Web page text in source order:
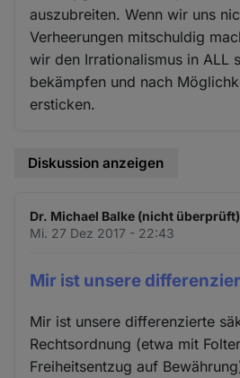
auszubreiten. Wenn wir uns
Verheerungen mitschuldig
wir den Irrationalismus in ALL
bekämpfen und nach
ersticken.
Diskussion anzeigen
Dr. Michael Balke (nicht überprüft)
Mi. 27 Dez 2017 - 22:43
Mir ist unsere
Mir ist unsere differenzierte
Rechtsordnung (etwa mit
Freiheitsentzug auf